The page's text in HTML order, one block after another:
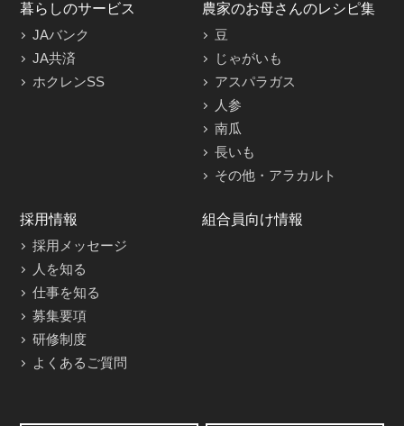
暮らしのサービス
JAバンク
JA共済
ホクレンSS
農家のお母さんのレシピ集
豆
じゃがいも
アスパラガス
人参
南瓜
長いも
その他・アラカルト
採用情報
採用メッセージ
人を知る
仕事を知る
募集要項
研修制度
よくあるご質問
組合員向け情報